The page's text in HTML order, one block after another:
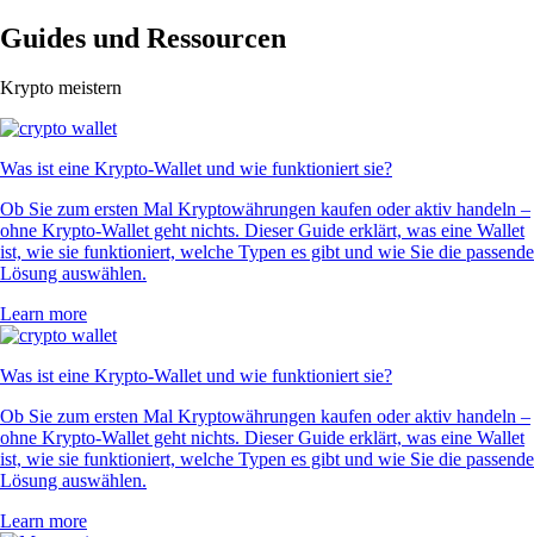
Guides und Ressourcen
Krypto meistern
Was ist eine Krypto-Wallet und wie funktioniert sie?
Ob Sie zum ersten Mal Kryptowährungen kaufen oder aktiv handeln –
ohne Krypto-Wallet geht nichts. Dieser Guide erklärt, was eine Wallet
ist, wie sie funktioniert, welche Typen es gibt und wie Sie die passende
Lösung auswählen.
Learn more
Was ist eine Krypto-Wallet und wie funktioniert sie?
Ob Sie zum ersten Mal Kryptowährungen kaufen oder aktiv handeln –
ohne Krypto-Wallet geht nichts. Dieser Guide erklärt, was eine Wallet
ist, wie sie funktioniert, welche Typen es gibt und wie Sie die passende
Lösung auswählen.
Learn more